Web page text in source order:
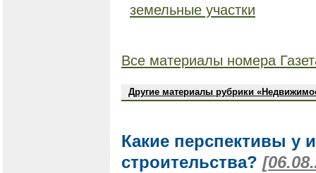
земельные участки
Все материалы номера
Другие материалы рубрики
Какие перспективы у
строительства?